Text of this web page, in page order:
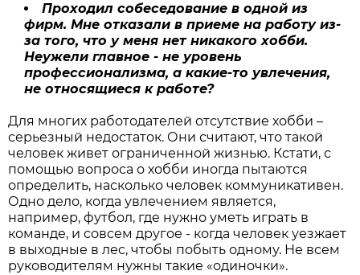
Проходил собеседование в одной из
фирм. Мне отказали в приеме на работу из-
за того, что у меня нет никакого хобби.
Неужели главное - не уровень
профессионализма, а какие-то увлечения,
не относящиеся к работе?
Для многих работодателей отсутствие хобби –
серьезный недостаток. Они считают, что такой
человек живет ограниченной жизнью. Кстати, с
помощью вопроса о хобби иногда пытаются
определить, насколько человек коммуникативен.
Одно дело, когда увлечением является,
например, футбол, где нужно уметь играть в
команде, и совсем другое - когда человек уезжает
в выходные в лес, чтобы побыть одному. Не всем
руководителям нужны такие «одиночки».